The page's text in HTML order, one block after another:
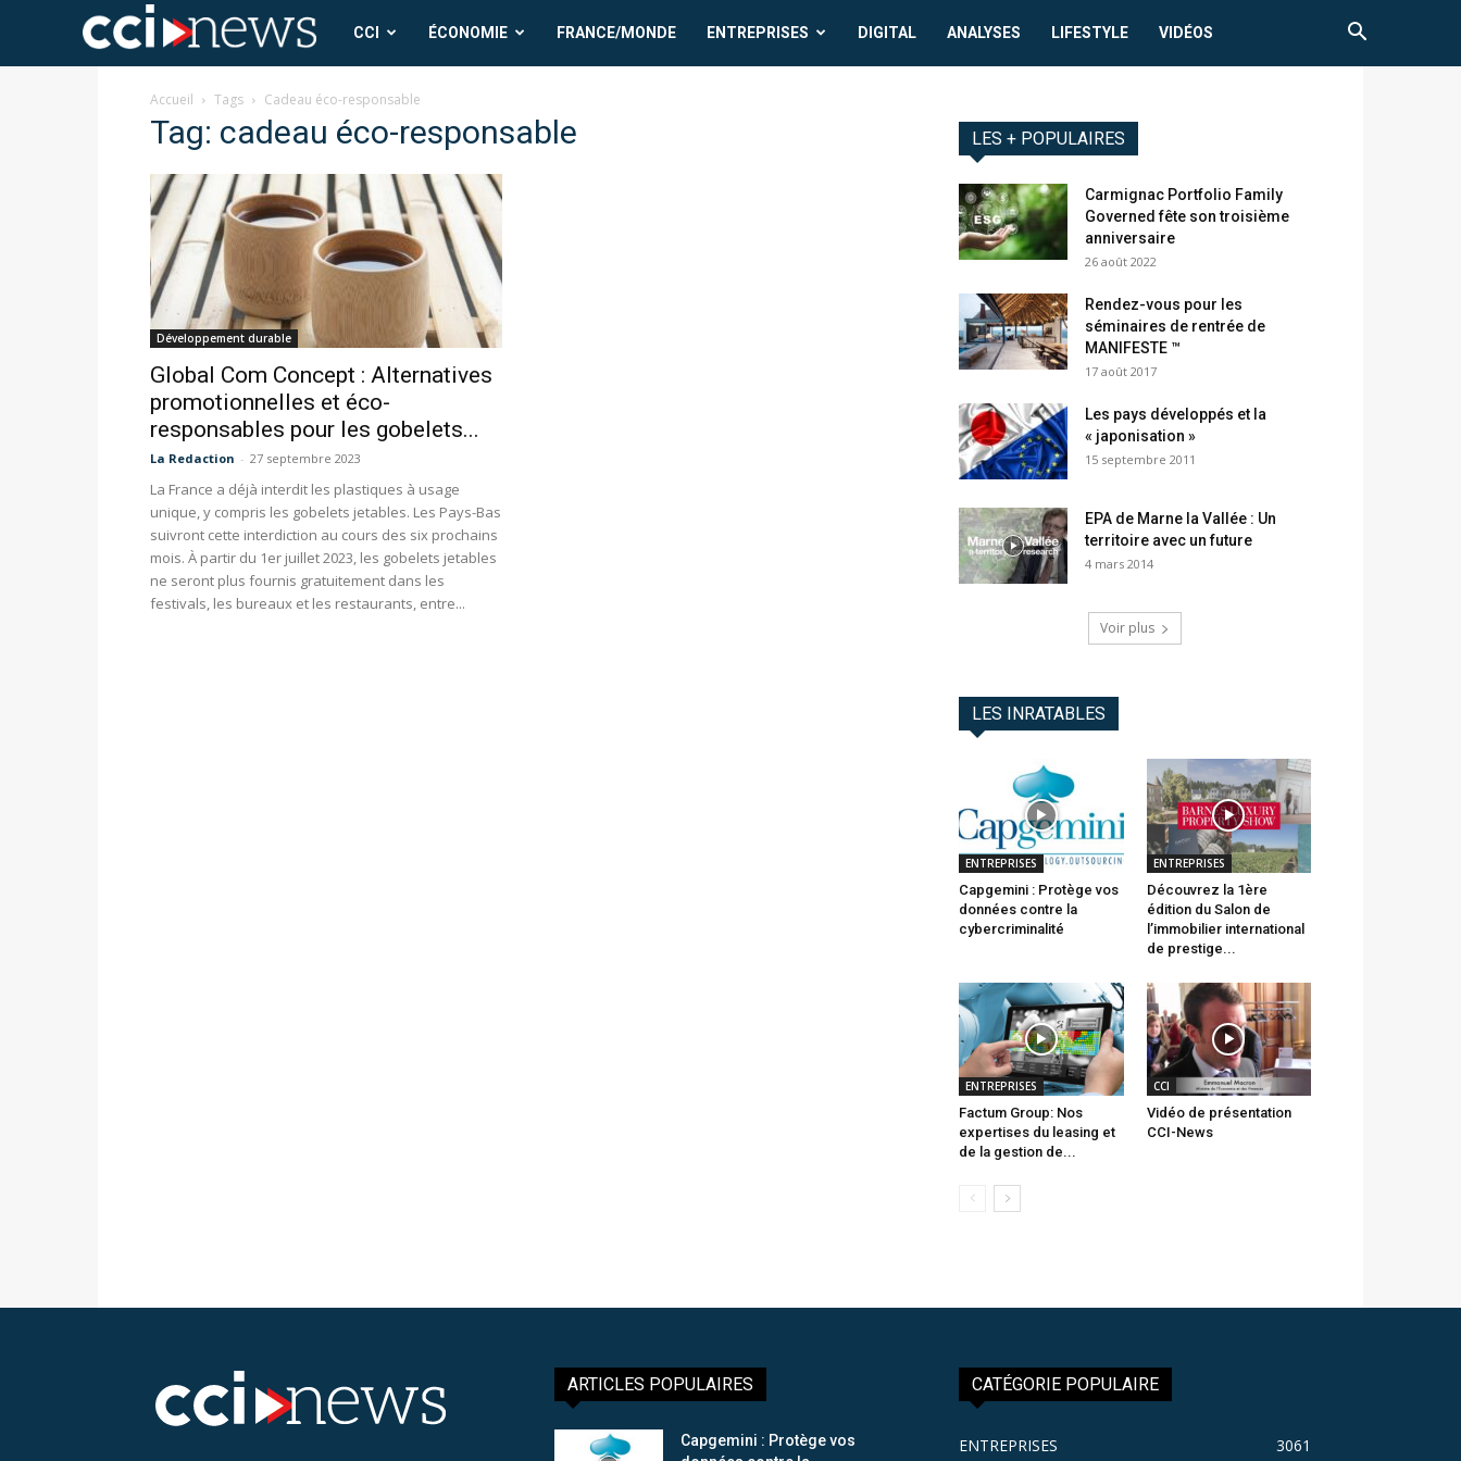
CCI
News
CCI ÉCONOMIE FRANCE/MONDE ENTREPRISES DIGITAL ANALYSES LIFESTYLE VIDÉOS
Accueil Tags Cadeau éco-responsable
Tag: cadeau éco-responsable
Développement durable
Global Com Concept : Alternatives
promotionnelles et éco-
responsables pour les gobelets...
La Redaction - 27 septembre 2023
La France a déjà interdit les plastiques à usage
unique, y compris les gobelets jetables. Les Pays-Bas
suivront cette interdiction au cours des six prochains
mois. À partir du 1er juillet 2023, les gobelets jetables
ne seront plus fournis gratuitement dans les
festivals, les bureaux et les restaurants, entre...
LES + POPULAIRES
Carmignac Portfolio Family
Governed fête son troisième
anniversaire
26 août 2022
Rendez-vous pour les
séminaires de rentrée de
MANIFESTE ™
17 août 2017
Les pays développés et la
« japonisation »
15 septembre 2011
EPA de Marne la Vallée : Un
territoire avec un future
4 mars 2014
Voir plus
LES INRATABLES
ENTREPRISES
Capgemini : Protège vos
données contre la
cybercriminalité
ENTREPRISES
Découvrez la 1ère
édition du Salon de
l’immobilier international
de prestige...
ENTREPRISES
Factum Group: Nos
expertises du leasing et
de la gestion de...
CCI
Vidéo de présentation
CCI-News
ARTICLES POPULAIRES
Capgemini : Protège vos
CATÉGORIE POPULAIRE
ENTREPRISES 3061